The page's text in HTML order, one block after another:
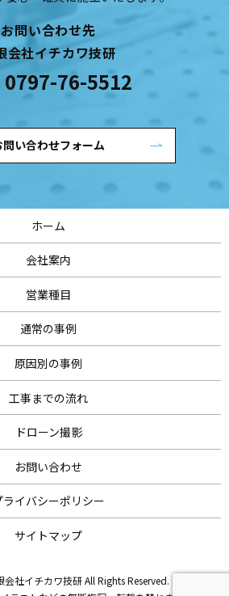
お問い合わせ先
会社イチカワ技研
0797-76-5512
問い合わせフォーム
ホーム
会社案内
営業種目
通常の事例
原因別の事例
工事までの流れ
ドローン撮影
お問い合わせ
ライバシーポリシー
サイトマップ
社イチカワ技研 All Rights Reserved.